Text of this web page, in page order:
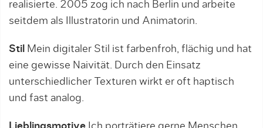
realisierte. 2005 zog ich nach Berlin und arbeite
seitdem als Illustratorin und Animatorin.
Stil
Mein digitaler Stil ist farbenfroh, flächig und hat
eine gewisse Naivität. Durch den Einsatz
unterschiedlicher Texturen wirkt er oft haptisch
und fast analog.